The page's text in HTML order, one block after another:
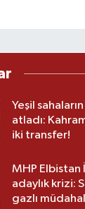
Yeşil
atladı:
iki transfer!
MHP Elbistan
adaylık krizi:
gazlı